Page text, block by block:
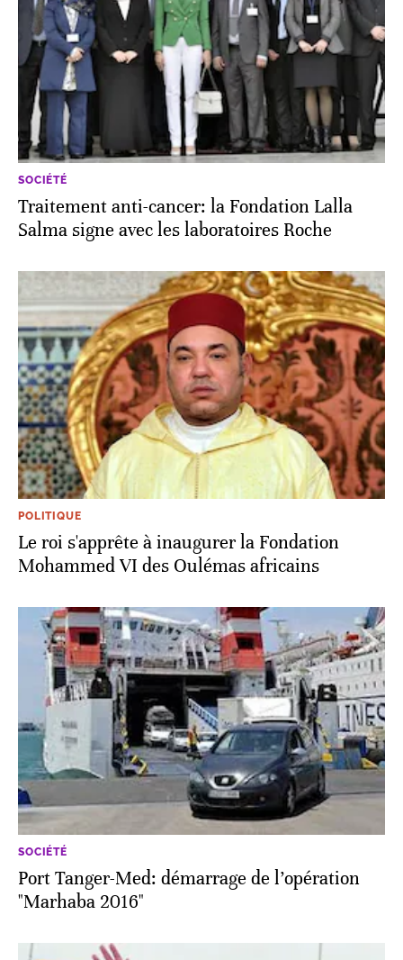
SOCIÉTÉ
Traitement anti-cancer: la Fondation Lalla
Salma signe avec les laboratoires Roche
POLITIQUE
Le roi s'apprête à inaugurer la Fondation
Mohammed VI des Oulémas africains
SOCIÉTÉ
Port Tanger-Med: démarrage de l’opération
"Marhaba 2016"